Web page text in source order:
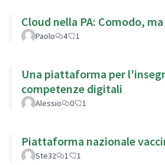
Cloud nella PA: Comodo,
Paolo 4 1
Una piattaforma per
competenze digitali
Alessio 0 1
Piattaforma nazionale
Ste32 1 1